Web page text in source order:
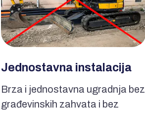
Jednostavna instalacija
Brza i jednostavna ugradnja bez
građevinskih zahvata i bez